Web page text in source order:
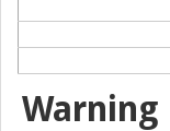
Warning